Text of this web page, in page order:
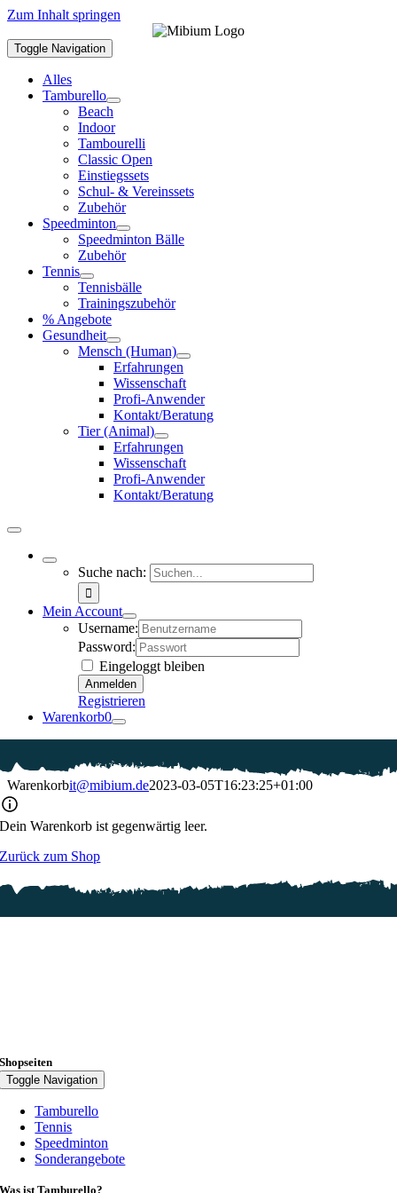
Zum Inhalt springen
Toggle Navigation
Alles
Tamburello
Beach
Indoor
Tambourelli
Classic Open
Einstiegssets
Schul- & Vereinssets
Zubehör
Speedminton
Speedminton Bälle
Zubehör
Tennis
Tennisbälle
Trainingszubehör
% Angebote
Gesundheit
Mensch (Human)
Erfahrungen
Wissenschaft
Profi-Anwender
Kontakt/Beratung
Tier (Animal)
Erfahrungen
Wissenschaft
Profi-Anwender
Kontakt/Beratung
Suche nach:
Mein Account
Username:
Password:
Eingeloggt bleiben
Registrieren
Warenkorb0
Warenkorbit@mibium.de2023-03-05T16:23:25+01:00
Dein Warenkorb ist gegenwärtig leer.
Zurück zum Shop
Shopseiten
Toggle Navigation
Tamburello
Tennis
Speedminton
Sonderangebote
Was ist Tamburello?